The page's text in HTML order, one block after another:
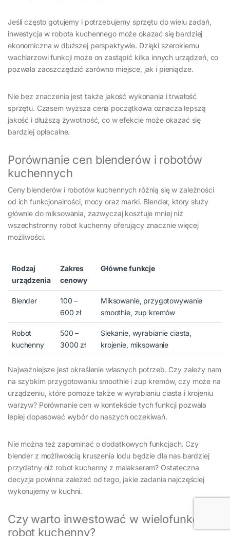
Jeśli często gotujemy i potrzebujemy sprzętu do wielu zadań,
inwestycja w robota kuchennego może okazać się bardziej
ekonomiczna w dłuższej perspektywie. Dzięki szerokiemu
wachlarzowi funkcji może on zastąpić kilka innych urządzeń, co
pozwala zaoszczędzić zarówno miejsce, jak i pieniądze.
Nie bez znaczenia jest także jakość wykonania i trwałość
sprzętu. Czasem wyższa cena początkowa oznacza lepszą
jakość i dłuższą żywotność, co w efekcie może okazać się
bardziej opłacalne.
Porównanie cen blenderów i robotów
kuchennych
Ceny blenderów i robotów kuchennych różnią się w zależności
od ich funkcjonalności, mocy oraz marki. Blender, który służy
głównie do miksowania, zazwyczaj kosztuje mniej niż
wszechstronny robot kuchenny oferujący znacznie więcej
możliwości.
Rodzaj
urządzenia
Zakres
cenowy
Główne funkcje
Blender
100 –
600 zł
Miksowanie, przygotowywanie
smoothie, zup kremów
Robot
kuchenny
500 –
3000 zł
Siekanie, wyrabianie ciasta,
krojenie, miksowanie
Najważniejsze jest określenie własnych potrzeb. Czy zależy nam
na szybkim przygotowaniu smoothie i zup kremów, czy może na
urządzeniu, które pomoże także w wyrabianiu ciasta i krojeniu
warzyw? Porównanie cen w kontekście tych funkcji pozwala
lepiej dopasować wybór do naszych oczekiwań.
Nie można też zapominać o dodatkowych funkcjach. Czy
blender z możliwością kruszenia lodu będzie dla nas bardziej
przydatny niż robot kuchenny z malakserem? Ostateczna
decyzja powinna zależeć od tego, jakie zadania najczęściej
wykonujemy w kuchni.
Czy warto inwestować w wielofunkcyjny
robot kuchenny?